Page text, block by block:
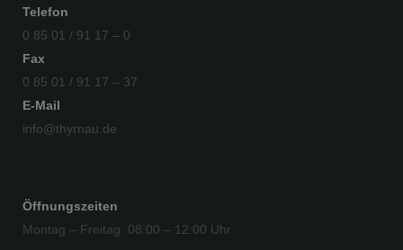
Telefon
0 85 01 / 91 17 – 0
Fax
0 85 01 / 91 17 – 37
E-Mail
info@thyrnau.de
Öffnungszeiten
Montag – Freitag: 08:00 – 12:00 Uhr